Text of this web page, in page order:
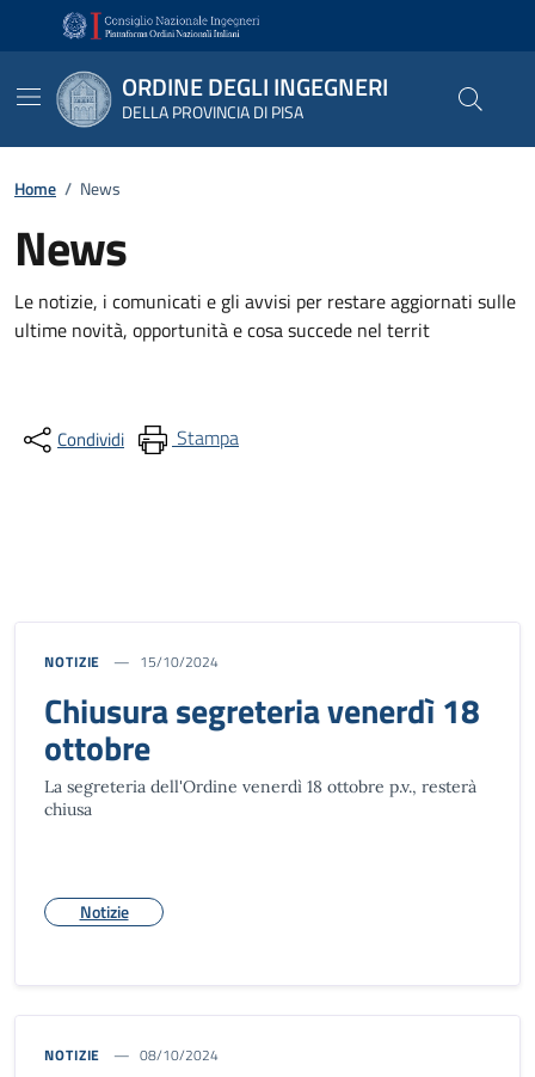
Vai ai contenuti
Vai al footer
ORDINE DEGLI INGEGNERI
DELLA PROVINCIA DI PISA
Home / News
News
Le notizie, i comunicati e gli avvisi per restare aggiornati sulle
ultime novità, opportunità e cosa succede nel territ
Condividi Stampa
NOTIZIE 15/10/2024
Chiusura segreteria venerdì 18
ottobre
La segreteria dell'Ordine venerdì 18 ottobre p.v., resterà
chiusa
Notizie
NOTIZIE 08/10/2024